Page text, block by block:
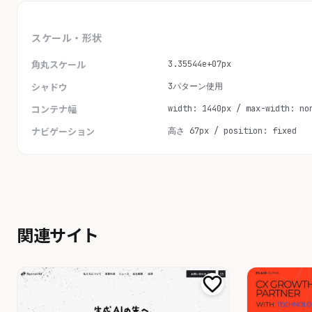
スケール・形状
角丸スケール 3.35544e+07px
シャドウ 3パターン使用
コンテナ幅 width: 1440px / max-width:
ナビゲーション 高さ 67px / position: fixed
関連サイト